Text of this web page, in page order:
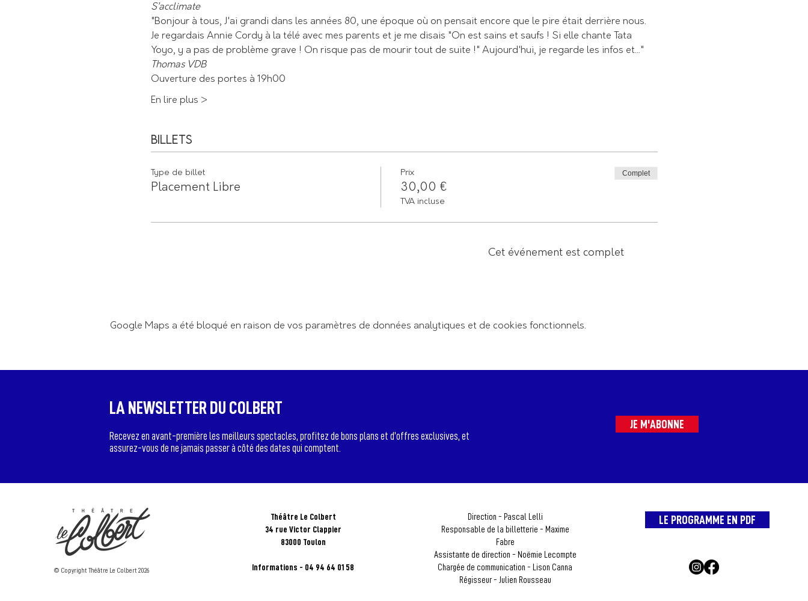
S’acclimate
"Bonjour à tous, J'ai grandi dans les années 80, une époque où on pensait encore que le pire était derrière nous.
Je regardais Annie Cordy à la télé avec mes parents et je me disais "On est sains et saufs ! Si elle chante Tata
Yoyo, y a pas de problème grave ! On risque pas de mourir tout de suite !" Aujourd'hui, je regarde les infos et..."
Thomas VDB
Ouverture des portes à 19h00
En lire plus >
Billets
Type de billet
Placement Libre
Prix
30,00 €
TVA incluse
Complet
Cet événement est complet
Google Maps a été bloqué en raison de vos paramètres de données analytiques et de cookies fonctionnels.
LA NEWSLETTER DU COLBERT
Recevez en avant-première les meilleurs spectacles, profitez de bons plans et d’offres exclusives, et
assurez-vous de ne jamais passer à côté des dates qui comptent.
JE M'ABONNE
© Copyright Théâtre Le Colbert 2026
Théâtre Le Colbert
34 rue Victor Clappier
83000 Toulon
Informations - 04 94 64 01 58
Direction - Pascal Lelli
Responsable de la billetterie - Maxime
Fabre
Assistante de direction - Noëmie Lecompte
Chargée de communication - Lison Canna
Régisseur - Julien Rousseau
LE PROGRAMME EN PDF